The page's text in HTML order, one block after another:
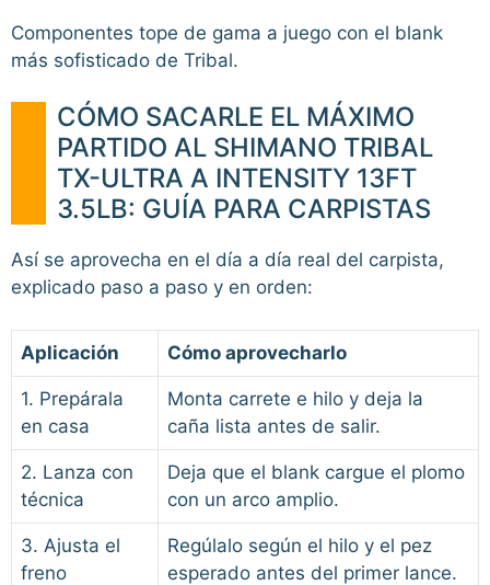
Componentes tope de gama a juego con el blank
más sofisticado de Tribal.
CÓMO SACARLE EL MÁXIMO
PARTIDO AL SHIMANO TRIBAL
TX-ULTRA A INTENSITY 13FT
3.5LB: GUÍA PARA CARPISTAS
Así se aprovecha en el día a día real del carpista,
explicado paso a paso y en orden:
Aplicación Cómo aprovecharlo
1. Prepárala
en casa
Monta carrete e hilo y deja la
caña lista antes de salir.
2. Lanza con
técnica
Deja que el blank cargue el plomo
con un arco amplio.
3. Ajusta el
freno
Regúlalo según el hilo y el pez
esperado antes del primer lance.